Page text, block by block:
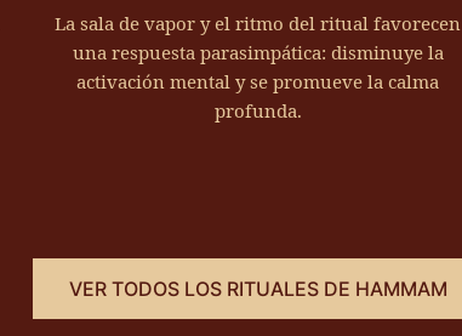
La sala de vapor y el ritmo del ritual favorecen
una respuesta parasimpática: disminuye la
activación mental y se promueve la calma
profunda.
VER TODOS LOS RITUALES DE HAMMAM